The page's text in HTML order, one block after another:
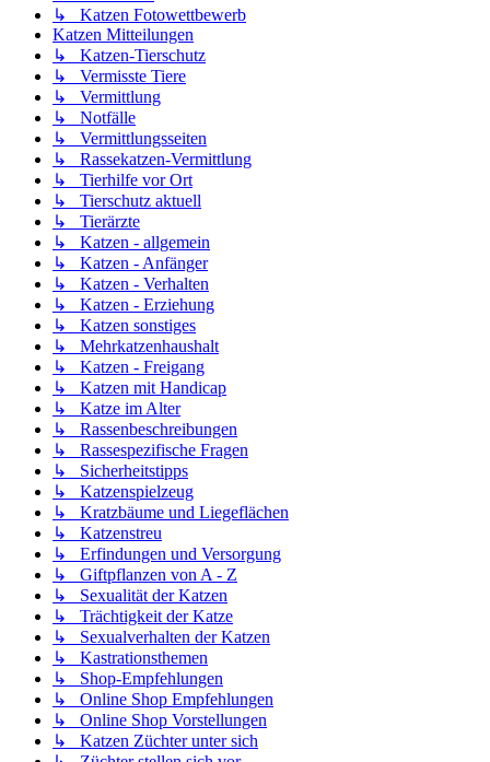
↳ Katzen Fotowettbewerb
Katzen Mitteilungen
↳ Katzen-Tierschutz
↳ Vermisste Tiere
↳ Vermittlung
↳ Notfälle
↳ Vermittlungsseiten
↳ Rassekatzen-Vermittlung
↳ Tierhilfe vor Ort
↳ Tierschutz aktuell
↳ Tierärzte
↳ Katzen - allgemein
↳ Katzen - Anfänger
↳ Katzen - Verhalten
↳ Katzen - Erziehung
↳ Katzen sonstiges
↳ Mehrkatzenhaushalt
↳ Katzen - Freigang
↳ Katzen mit Handicap
↳ Katze im Alter
↳ Rassenbeschreibungen
↳ Rassespezifische Fragen
↳ Sicherheitstipps
↳ Katzenspielzeug
↳ Kratzbäume und Liegeflächen
↳ Katzenstreu
↳ Erfindungen und Versorgung
↳ Giftpflanzen von A - Z
↳ Sexualität der Katzen
↳ Trächtigkeit der Katze
↳ Sexualverhalten der Katzen
↳ Kastrationsthemen
↳ Shop-Empfehlungen
↳ Online Shop Empfehlungen
↳ Online Shop Vorstellungen
↳ Katzen Züchter unter sich